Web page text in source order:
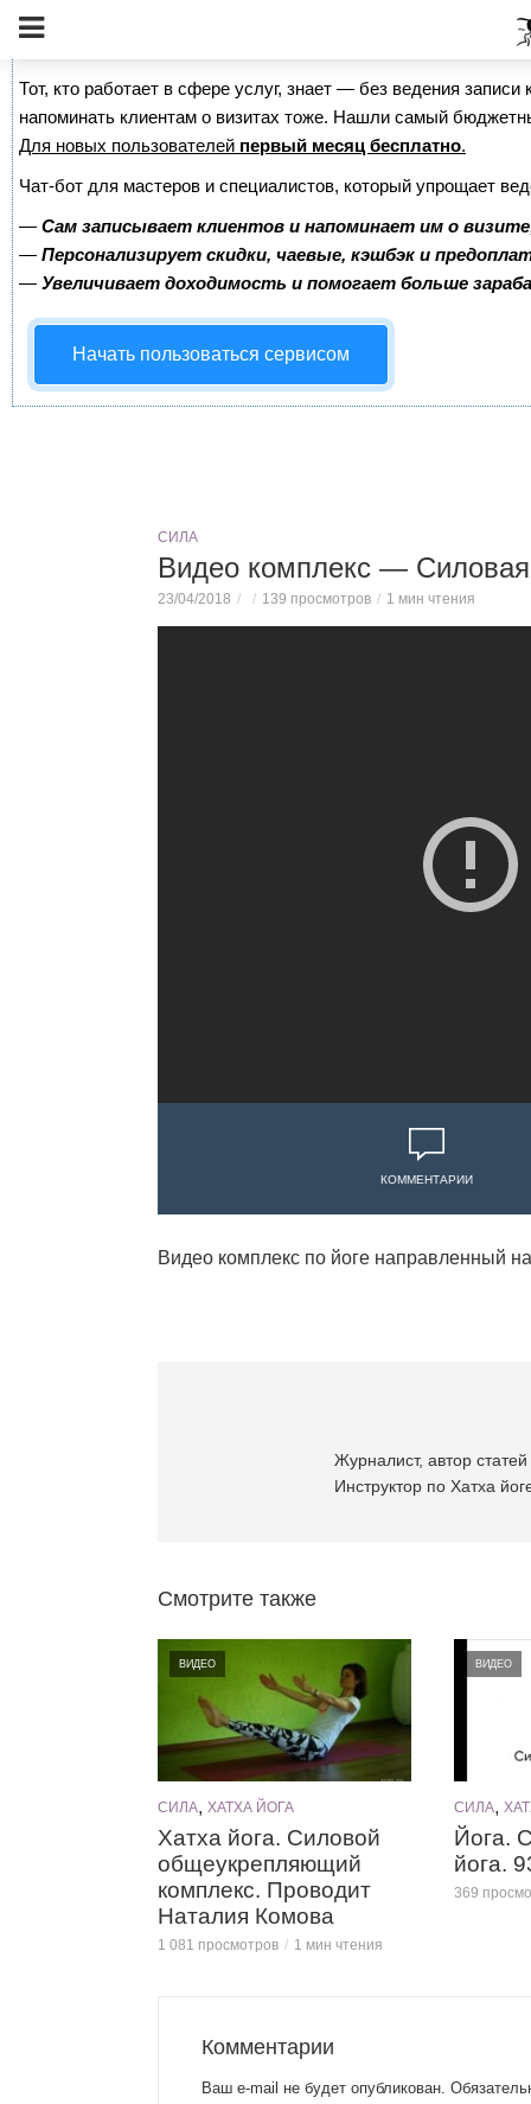
Сервис онлайн-записи на собственном Telegram-
Тот, кто работает в сфере услуг, знает — без ведения
напоминать клиентам о визитах тоже. Нашли самый
Для новых пользователей первый месяц бесплатно.
Чат-бот для мастеров и специалистов, который упрощает
— Сам записывает клиентов и напоминает им о
— Персонализирует скидки, чаевые, кэшбэк и
— Увеличивает доходимость и помогает больше
Начать пользоваться сервисом
СИЛА
Видео комплекс — Силовая
23/04/2018 139 просмотров 1 мин чтения
КОММЕНТАРИИ
Видео комплекс по йоге направленный
Журналист, автор
Инструктор по Хатха
Смотрите также
ВИДЕО
СИЛА, ХАТХА ЙОГА
Хатха йога. Силовой
общеукрепляющий
комплекс. Проводит
Наталия Комова
1 081 просмотров 1 мин чтения
ВИДЕО
СИЛА,
Йога.
йога.
369
Комментарии
Ваш e-mail не будет опубликован.